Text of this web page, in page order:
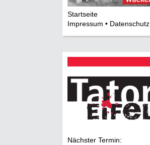
Startseite
Impressum • Datenschutz
Nächster Termin: